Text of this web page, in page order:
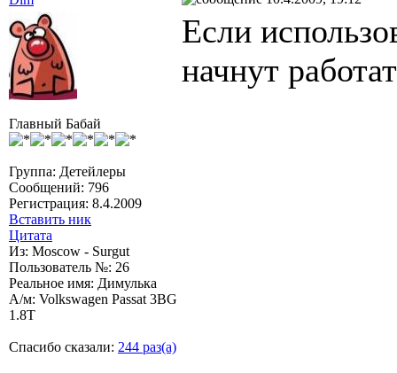
Главный Бабай
Группа: Детейлеры
Сообщений: 796
Регистрация: 8.4.2009
Вставить ник
Цитата
Из: Moscow - Surgut
Пользователь №: 26
Реальное имя: Димулька
А/м: Volkswagen Passat 3BG
1.8T
Спасибо сказали: 244 раз(а)
Если
начнут